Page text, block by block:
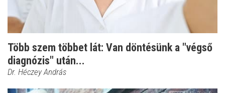
Több szem többet lát: Van döntésünk a "végső
diagnózis" után...
Dr. Héczey András